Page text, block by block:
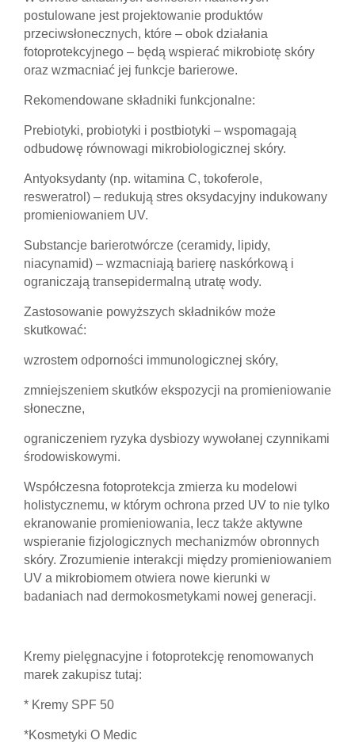
postulowane jest projektowanie produktów
przeciwsłonecznych, które – obok działania
fotoprotekcyjnego – będą wspierać mikrobiotę skóry
oraz wzmacniać jej funkcje barierowe.
Rekomendowane składniki funkcjonalne:
Prebiotyki, probiotyki i postbiotyki – wspomagają
odbudowę równowagi mikrobiologicznej skóry.
Antyoksydanty (np. witamina C, tokoferole,
resweratrol) – redukują stres oksydacyjny indukowany
promieniowaniem UV.
Substancje barierotwórcze (ceramidy, lipidy,
niacynamid) – wzmacniają barierę naskórkową i
ograniczają transepidermalną utratę wody.
Zastosowanie powyższych składników może
skutkować:
wzrostem odporności immunologicznej skóry,
zmniejszeniem skutków ekspozycji na promieniowanie
słoneczne,
ograniczeniem ryzyka dysbiozy wywołanej czynnikami
środowiskowymi.
Współczesna fotoprotekcja zmierza ku modelowi
holistycznemu, w którym ochrona przed UV to nie tylko
ekranowanie promieniowania, lecz także aktywne
wspieranie fizjologicznych mechanizmów obronnych
skóry. Zrozumienie interakcji między promieniowaniem
UV a mikrobiomem otwiera nowe kierunki w
badaniach nad dermokosmetykami nowej generacji.
Kremy pielęgnacyjne i fotoprotekcję renomowanych
marek zakupisz tutaj:
* Kremy SPF 50
*Kosmetyki O Medic